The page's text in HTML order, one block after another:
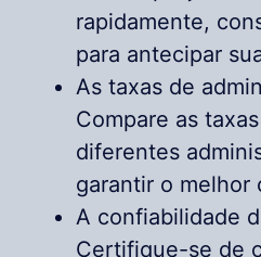
rapidamente,
para antecipar
As taxas de
Compare as
diferentes
garantir o
A confiabilidade
Certifique-se de